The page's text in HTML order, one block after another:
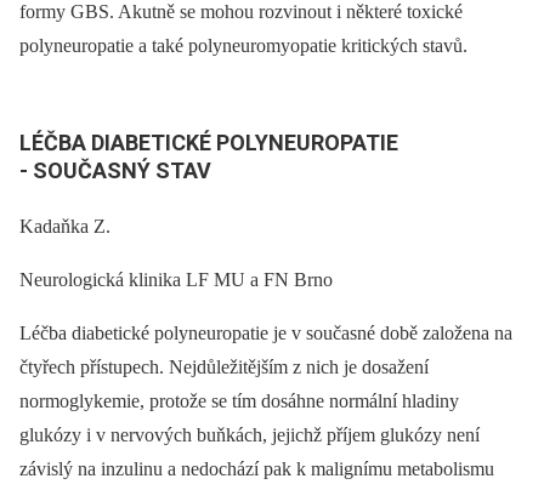
formy GBS. Akutně se mohou rozvinout i některé toxické
polyneuropatie a také polyneuromyopatie kritických stavů.
LÉČBA DIABETICKÉ POLYNEUROPATIE
-⁠ SOUČASNÝ STAV
Kadaňka Z.
Neurologická klinika LF MU a FN Brno
Léčba diabetické polyneuropatie je v současné době založena na
čtyřech přístupech. Nejdůležitějším z nich je dosažení
normoglykemie, protože se tím dosáhne normální hladiny
glukózy i v nervových buňkách, jejichž příjem glukózy není
závislý na inzulinu a nedochází pak k malignímu metabolismu